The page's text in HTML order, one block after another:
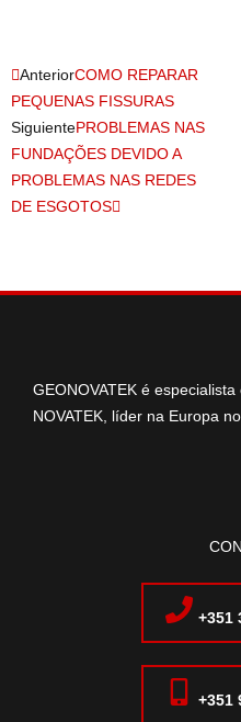
AnteriorCOMO REPARAR
PEQUENAS FISSURAS
SiguientePROBLEMAS NAS
FUNDAÇÕES DEVIDO A
PROBLEMAS NAS REDES
DE ESGOTOS
GEONOVATEK é
NOVATEK, líder na Europa
+351
+351